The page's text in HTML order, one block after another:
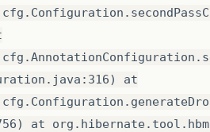
at
at